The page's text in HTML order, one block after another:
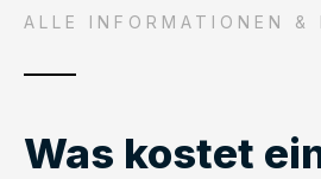
ALLE INFORMATIONEN &
Was kostet